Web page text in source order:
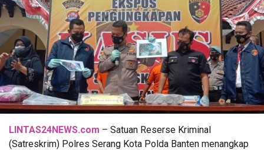
LINTAS24NEWS.com – Satuan Reserse Kriminal
(Satreskrim) Polres Serang Kota Polda Banten menangkap